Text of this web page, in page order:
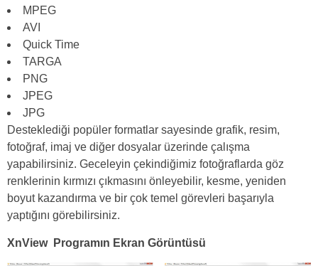
MPEG
AVI
Quick Time
TARGA
PNG
JPEG
JPG
Desteklediği popüler formatlar sayesinde grafik, resim,
fotoğraf, imaj ve diğer dosyalar üzerinde çalışma
yapabilirsiniz. Geceleyin çekindiğimiz fotoğraflarda göz
renklerinin kırmızı çıkmasını önleyebilir, kesme, yeniden
boyut kazandırma ve bir çok temel görevleri başarıyla
yaptığını görebilirsiniz.
XnView Programın Ekran Görüntüsü